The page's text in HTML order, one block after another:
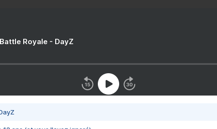
Royale - DayZ